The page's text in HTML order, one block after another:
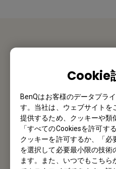
Cookie
BenQはお客様のデータプラ
す。当社は、ウェブサイト
提供するため、クッキーや類
「すべてのCookiesを許可す
クッキーを許可するか、「必
を選択して必要最小限の技術
ます。また、いつでもこち
私たちがお手伝い
お問い
メル